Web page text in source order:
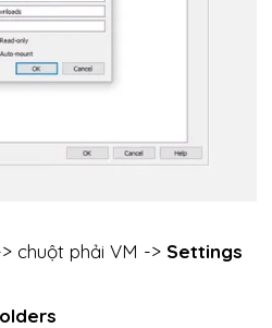
chuột phải VM -> Settings